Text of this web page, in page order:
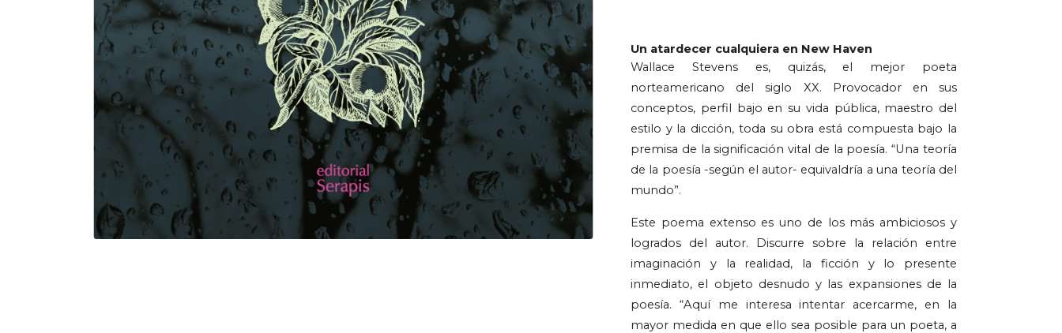
Un atardecer cualquiera en New Haven
Wallace Stevens es, quizás, el mejor poeta
norteamericano del siglo XX. Provocador en sus
conceptos, perfil bajo en su vida pública, maestro del
estilo y la dicción, toda su obra está compuesta bajo la
premisa de la significación vital de la poesía. “Una teoría
de la poesía -según el autor- equivaldría a una teoría del
mundo”.
Este poema extenso es uno de los más ambiciosos y
logrados del autor. Discurre sobre la relación entre
imaginación y la realidad, la ficción y lo presente
inmediato, el objeto desnudo y las expansiones de la
poesía. “Aquí me interesa intentar acercarme, en la
mayor medida en que ello sea posible para un poeta, a